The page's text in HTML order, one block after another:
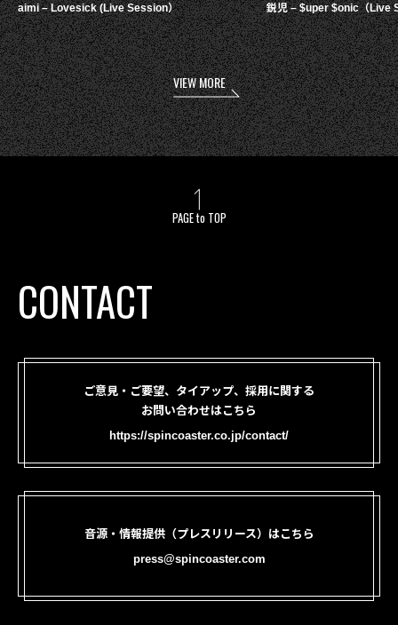
aimi – Lovesick (Live Session） 鋭児 – $uper $onic（Live
VIEW MORE
PAGE to TOP
CONTACT
ご意見・ご要望、タイアップ、採用に関する
お問い合わせはこちら
https://spincoaster.co.jp/contact/
音源・情報提供（プレスリリース）はこちら
press@spincoaster.com